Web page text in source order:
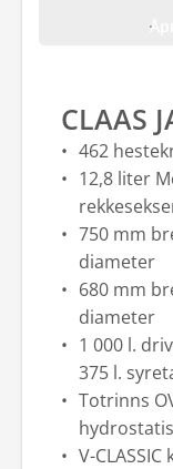
CLAAS
462
12,8 liter
750 mm
diameter
680 mm
diameter
1 000 l.
375 l.
Totrinns
V-